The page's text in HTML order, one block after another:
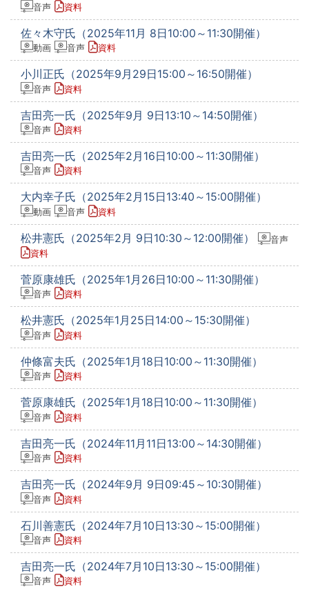
音声 資料
佐々木守氏（2025年11月 8日10:00～11:30開催）
動画 音声 資料
小川正氏（2025年9月29日15:00～16:50開催）
音声 資料
吉田亮一氏（2025年9月 9日13:10～14:50開催）
音声 資料
吉田亮一氏（2025年2月16日10:00～11:30開催）
音声 資料
大内幸子氏（2025年2月15日13:40～15:00開催）
動画 音声 資料
松井憲氏（2025年2月 9日10:30～12:00開催）
音声
資料
菅原康雄氏（2025年1月26日10:00～11:30開催）
音声 資料
松井憲氏（2025年1月25日14:00～15:30開催）
音声 資料
仲條富夫氏（2025年1月18日10:00～11:30開催）
音声 資料
菅原康雄氏（2025年1月18日10:00～11:30開催）
音声 資料
吉田亮一氏（2024年11月11日13:00～14:30開催）
音声 資料
吉田亮一氏（2024年9月 9日09:45～10:30開催）
音声 資料
石川善憲氏（2024年7月10日13:30～15:00開催）
音声 資料
吉田亮一氏（2024年7月10日13:30～15:00開催）
音声 資料